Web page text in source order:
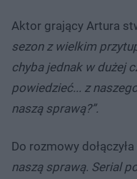
Aktor grający Artura
sezon z wielkim
chyba jednak w dużej
powiedzieć... z
naszą sprawą?”.
Do rozmowy
naszą sprawą. Serial